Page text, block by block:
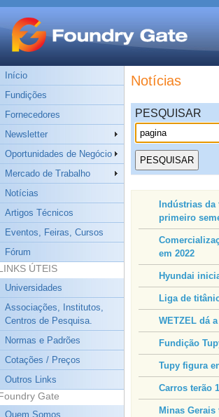
Início
Fundições
Fornecedores
Newsletter
Oportunidades de Negócio
Mercado de Trabalho
Notícias
Artigos Técnicos
Eventos, Feiras, Cursos
Fórum
ÚTEIS
Universidades
Associações, Institutos,
Centros de Pesquisa.
Normas e Padrões
Cotações / Preços
Outros Links
Gate
Quem Somos
Notícias
PESQUISAR
Indústrias
primeiro
em 2022
Hyundai
Liga de
WETZEL dá
Fundição
Tupy figura
Carros terão
Minas